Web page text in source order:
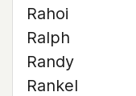
Rahoi
Ralph
Randy
Rankel